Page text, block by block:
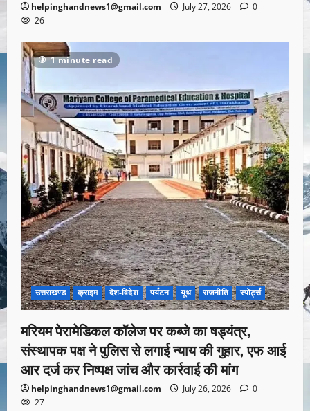
helpinghandnews1@gmail.com July 27, 2026
0
26
1 minute read
उत्तराखण्ड क्राइम देश-विदेश पर्यटन यूथ राजनीति स्पोर्ट्स
मरियम पेरामेडिकल कॉलेज पर कब्जे का षड्यंत्र,
संस्थापक पक्ष ने पुलिस से लगाई न्याय की गुहार, एफ आई
आर दर्ज कर निष्पक्ष जांच और कार्रवाई की मांग
helpinghandnews1@gmail.com July 26, 2026
0
27